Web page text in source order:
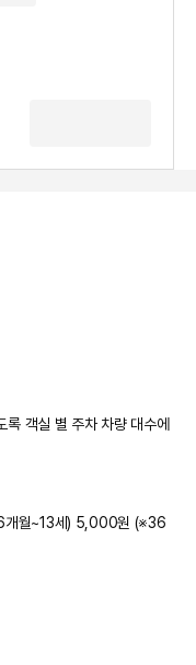
록 객실 별 주차 차량 대수에
개월~13세) 5,000원 (※36